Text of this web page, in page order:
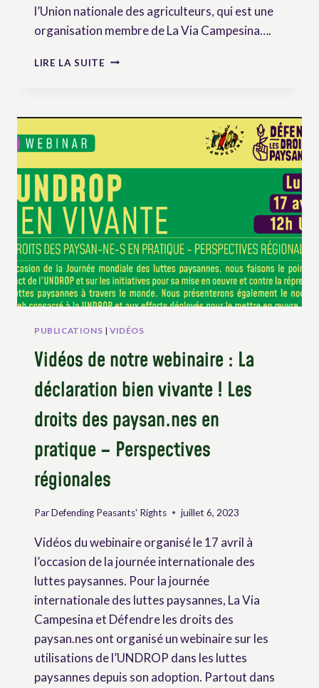
l’Union nationale des agriculteurs, qui est une
organisation membre de La Via Campesina….
LIRE LA SUITE INTERVIEW
PAYSANNE
MILITANTE
DES
DROITS
DES
PAYSAN.NES
PUBLICATIONS | VIDÉOS
Vidéos de notre webinaire : La
déclaration bien vivante ! Les
droits des paysan.nes en
pratique – Perspectives
régionales
ParDefending Peasants' Rights juillet 6, 2023
Vidéos du webinaire organisé le 17 avril à
l’occasion de la journée internationale des
luttes paysannes. Pour la journée
internationale des luttes paysannes, La Via
Campesina et Défendre les droits des
paysan.nes ont organisé un webinaire sur les
utilisations de l’UNDROP dans les luttes
paysannes depuis son adoption. Partout dans